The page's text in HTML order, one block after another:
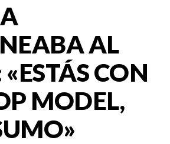
AL
«ESTÁS CON
MODEL,